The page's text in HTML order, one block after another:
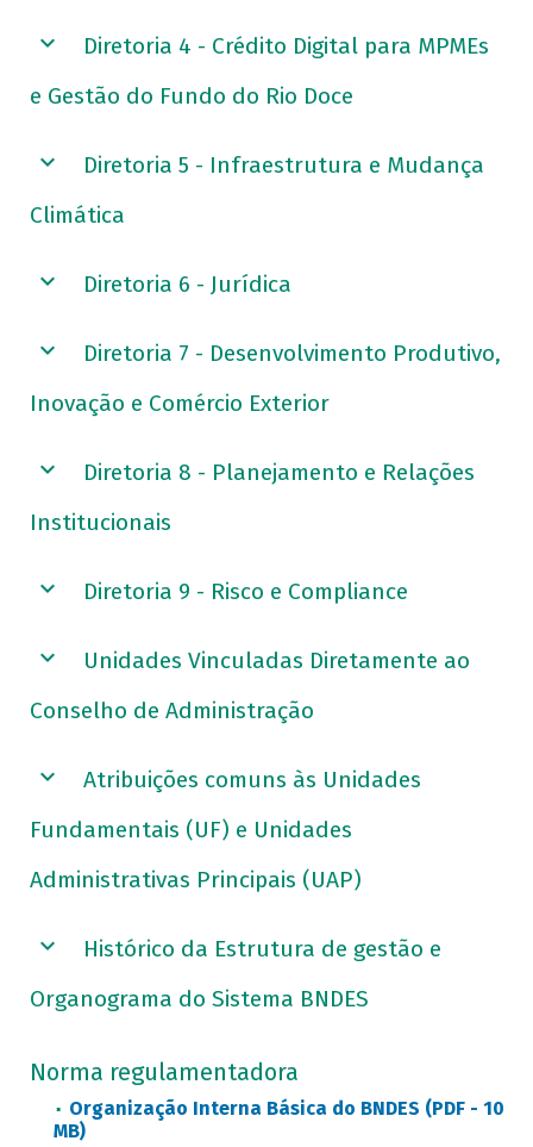
Diretoria 4 - Crédito Digital para MPMEs
e Gestão do Fundo do Rio Doce
Diretoria 5 - Infraestrutura e Mudança
Climática
Diretoria 6 - Jurídica
Diretoria 7 - Desenvolvimento Produtivo,
Inovação e Comércio Exterior
Diretoria 8 - Planejamento e Relações
Institucionais
Diretoria 9 - Risco e Compliance
Unidades Vinculadas Diretamente ao
Conselho de Administração
Atribuições comuns às Unidades
Fundamentais (UF) e Unidades
Administrativas Principais (UAP)
Histórico da Estrutura de gestão e
Organograma do Sistema BNDES
Norma regulamentadora
Organização Interna Básica do BNDES (PDF - 10
MB)